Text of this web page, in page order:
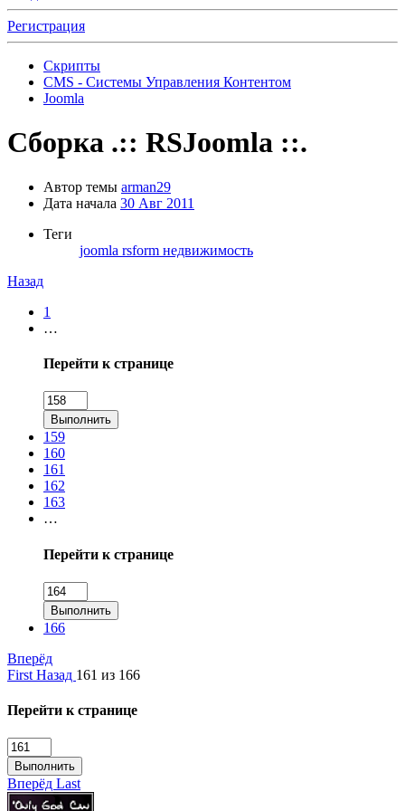
Регистрация
Скрипты
CMS - Системы Управления Контентом
Joomla
Сборка .:: RSJoomla ::.
Автор темы arman29
Дата начала 30 Авг 2011
Теги
joomla rsform недвижимость
Назад
1
…
Перейти к странице
Выполнить
159
160
161
162
163
…
Перейти к странице
Выполнить
166
Вперёд
First Назад 161 из 166
Перейти к странице
Выполнить
Вперёд Last